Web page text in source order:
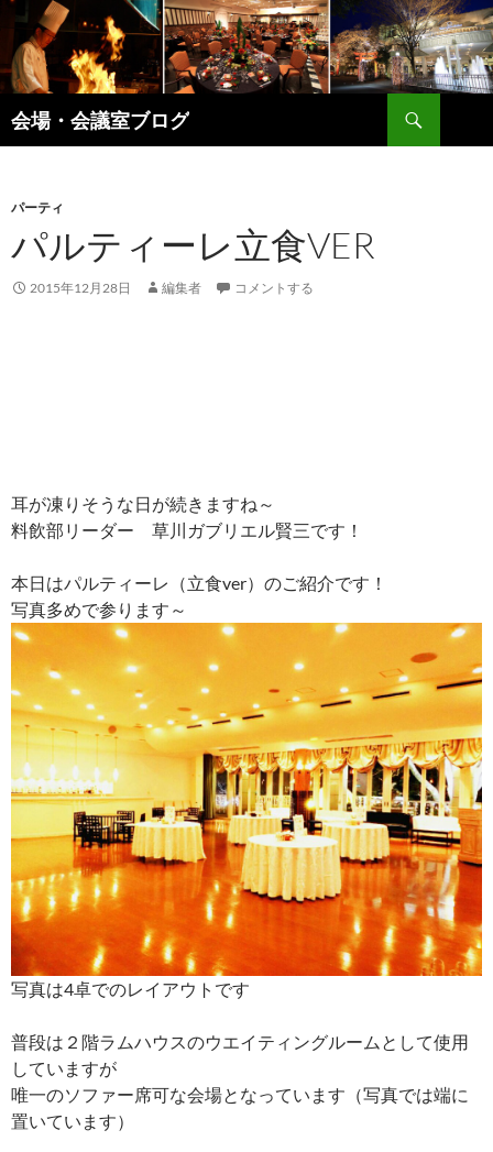
テ
ン
ツ
へ
プ
会場・会議室ブログ
検
索
パーティ
パルティーレ立食VER
2015年12月28日 編集者 コメントする
耳が凍りそうな日が続きますね～
料飲部リーダー 草川ガブリエル賢三です！
本日はパルティーレ（立食ver）のご紹介です！
写真多めで参ります～
写真は4卓でのレイアウトです
普段は２階ラムハウスのウエイティングルームとして使用
していますが
唯一のソファー席可な会場となっています（写真では端に
置いています）